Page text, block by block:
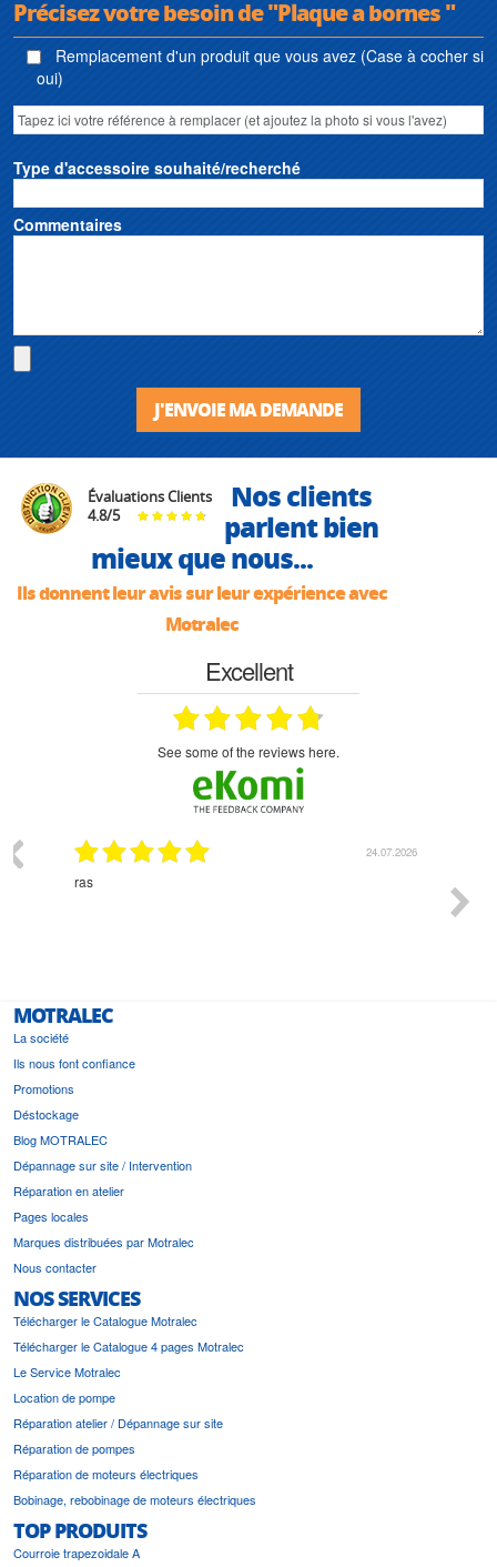
Précisez votre besoin de "Plaque a bornes "
Remplacement d'un produit que vous avez (Case à cocher si
oui)
Type d'accessoire souhaité/recherché
Commentaires
J'ENVOIE MA DEMANDE
Évaluations Clients
4.8/5
Nos clients
parlent bien
mieux que nous...
Ils donnent leur avis sur leur expérience avec
Motralec
Excellent
see some of the reviews here.
24.07.2026
ras
MOTRALEC
La société
Ils nous font confiance
Promotions
Déstockage
Blog MOTRALEC
Dépannage sur site / Intervention
Réparation en atelier
Pages locales
Marques distribuées par Motralec
Nous contacter
NOS SERVICES
Télécharger le Catalogue Motralec
Télécharger le Catalogue 4 pages Motralec
Le Service Motralec
Location de pompe
Réparation atelier / Dépannage sur site
Réparation de pompes
Réparation de moteurs électriques
Bobinage, rebobinage de moteurs électriques
TOP PRODUITS
Courroie trapezoidale A